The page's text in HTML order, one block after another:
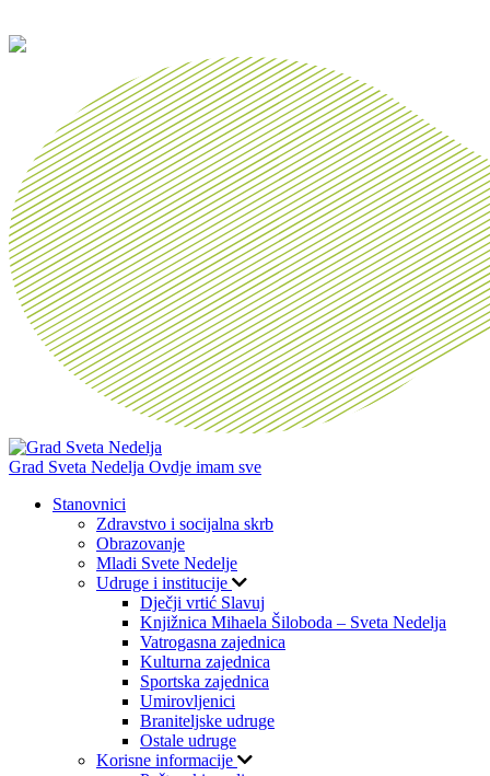
Grad Sveta Nedelja Ovdje imam sve
Stanovnici
Zdravstvo i socijalna skrb
Obrazovanje
Mladi Svete Nedelje
Udruge i institucije
Dječji vrtić Slavuj
Knjižnica Mihaela Šiloboda – Sveta Nedelja
Vatrogasna zajednica
Kulturna zajednica
Sportska zajednica
Umirovljenici
Braniteljske udruge
Ostale udruge
Korisne informacije